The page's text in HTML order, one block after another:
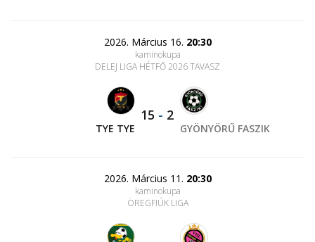
2026. Március 16. 20:30
kaminokupa
DELEJ LIGA HÉTFŐ 2026 TAVASZ
TYE TYE
15 - 2
GYÖNYÖRŰ FASZIK
2026. Március 11. 20:30
kaminokupa
ÖREGFIÚK LIGA